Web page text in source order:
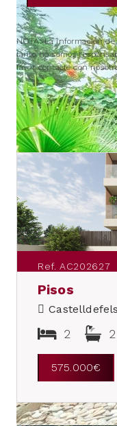
NOTA: La información
tanto no somos
favor contacte con
IMMUEBLES
Ref. AC202627
Pisos
Castelldefels
2 2
575.000€